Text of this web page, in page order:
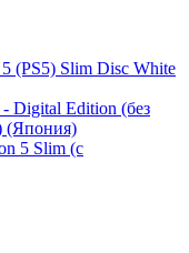
(PS5) Slim Disc White
Digital Edition (без
(Япония)
5 Slim (с